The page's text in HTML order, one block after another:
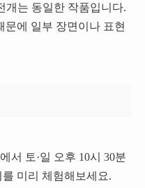
개는 동일한 작품입니다.
문에 일부 장면이나 표현
서 토·일 오후 10시 30분
미리 체험해보세요.